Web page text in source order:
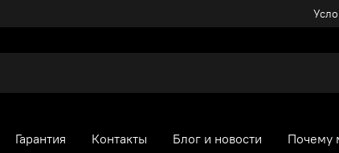
Гарантия Контакты Блог и новости Почему